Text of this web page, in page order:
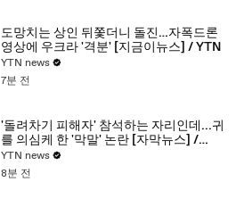
도망치는 상인 뒤쫓더니 돌진…자폭드론
영상에 우크라 '격분' [지금이뉴스] / YTN
YTN news
7분 전
'돌려차기 피해자' 참석하는 자리인데...귀
를 의심케 한 '막말' 논란 [자막뉴스] /
YTN
YTN news
8분 전